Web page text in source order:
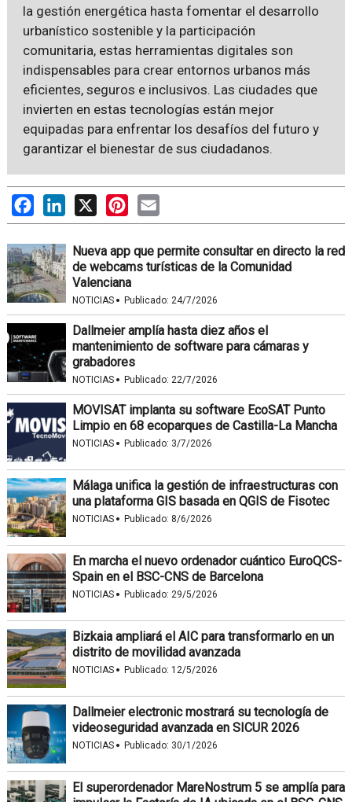
la gestión energética hasta fomentar el desarrollo
urbanístico sostenible y la participación
comunitaria, estas herramientas digitales son
indispensables para crear entornos urbanos más
eficientes, seguros e inclusivos. Las ciudades que
invierten en estas tecnologías están mejor
equipadas para enfrentar los desafíos del futuro y
garantizar el bienestar de sus ciudadanos.
FacebookLinkedIn
X PinterestEmail
Nueva app que permite consultar en directo la red
de webcams turísticas de la Comunidad
Valenciana
NOTICIAS · Publicado: 24/7/2026
Dallmeier amplía hasta diez años el
mantenimiento de software para cámaras y
grabadores
NOTICIAS · Publicado: 22/7/2026
MOVISAT implanta su software EcoSAT Punto
Limpio en 68 ecoparques de Castilla-La Mancha
NOTICIAS · Publicado: 3/7/2026
Málaga unifica la gestión de infraestructuras con
una plataforma GIS basada en QGIS de Fisotec
NOTICIAS · Publicado: 8/6/2026
En marcha el nuevo ordenador cuántico EuroQCS-
Spain en el BSC-CNS de Barcelona
NOTICIAS · Publicado: 29/5/2026
Bizkaia ampliará el AIC para transformarlo en un
distrito de movilidad avanzada
NOTICIAS · Publicado: 12/5/2026
Dallmeier electronic mostrará su tecnología de
videoseguridad avanzada en SICUR 2026
NOTICIAS · Publicado: 30/1/2026
El superordenador MareNostrum 5 se amplía para